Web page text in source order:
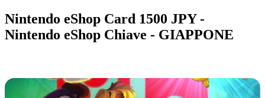
Nintendo eShop Card 1500 JPY -
Nintendo eShop Chiave - GIAPPONE